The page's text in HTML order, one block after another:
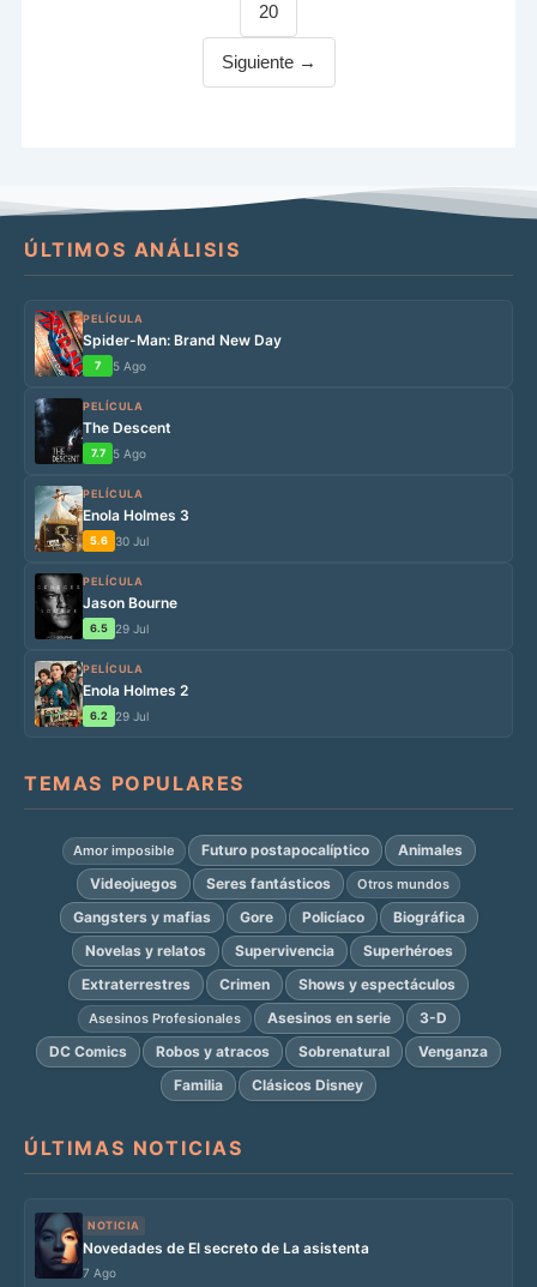
Página
20
Siguiente →
ÚLTIMOS ANÁLISIS
PELÍCULA
Spider-Man: Brand New Day
7 5 Ago
PELÍCULA
The Descent
7.7 5 Ago
PELÍCULA
Enola Holmes 3
5.6 30 Jul
PELÍCULA
Jason Bourne
6.5 29 Jul
PELÍCULA
Enola Holmes 2
6.2 29 Jul
TEMAS POPULARES
Amor imposible Futuro postapocalíptico
Animales
Videojuegos
Seres fantásticos Otros mundos
Gangsters y mafias Gore Policíaco
Biográfica
Novelas y relatos
Supervivencia
Superhéroes
Extraterrestres
Crimen Shows y espectáculos
Asesinos Profesionales Asesinos en serie
3-D
DC Comics
Robos y atracos Sobrenatural
Venganza
Familia
Clásicos Disney
ÚLTIMAS NOTICIAS
NOTICIA
Novedades de El secreto de La asistenta
7 Ago